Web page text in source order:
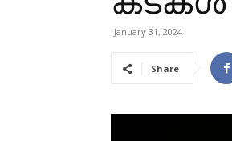
January 31, 2024
Share